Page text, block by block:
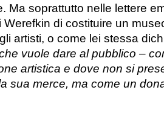
Ma soprattutto nelle lettere
di costituire un
artisti, o come lei stessa
vuole dare al pubblico –
artistica e dove non si
sua merce, ma come un